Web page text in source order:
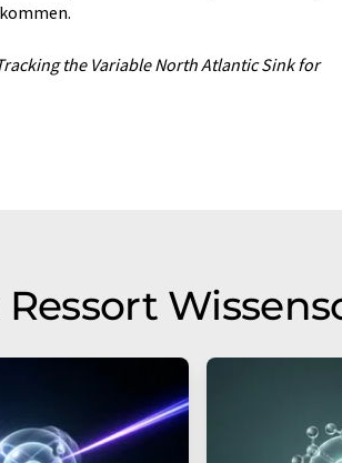
the Variable North Atlantic Sink for